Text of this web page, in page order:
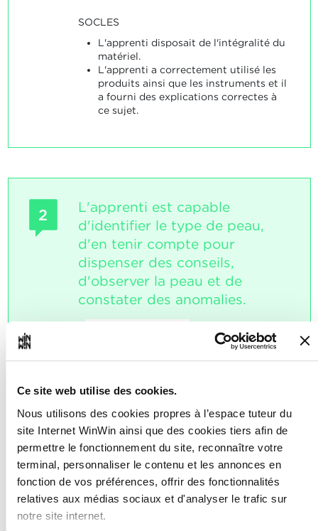
Ce site web utilise des cookies.
Nous utilisons des cookies propres à l’espace tuteur du
site Internet WinWin ainsi que des cookies tiers afin de
permettre le fonctionnement du site, reconnaître votre
terminal, personnaliser le contenu et les annonces en
fonction de vos préférences, offrir des fonctionnalités
relatives aux médias sociaux et d'analyser le trafic sur
notre site internet.
SOCLES
L'apprenti disposait de l'intégralité du
matériel.
L'apprenti a correctement utilisé les
produits ainsi que les instruments et il
a fourni des explications correctes à
ce sujet.
2
L'apprenti est capable
d'identifier le type de peau,
d'en tenir compte pour
dispenser des conseils,
d'observer la peau et de
constater des anomalies.
INDICATEURS
L'apprenti consulte le fichier clients et
il se réfère à ces informations pour
L'apprenti justifie le choix des produits
recommandés et désigne le type de
peau respectif.
L'apprenti attribue un type de peau
L'apprenti constate des altérations de